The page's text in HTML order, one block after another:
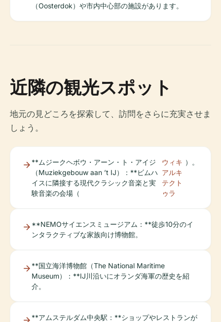
（Oosterdok）や市内中心部の施設があります。
近隣の観光スポット
地元の見どころを探索して、訪問をさらに充実させま
しょう。
**ムジークヘボウ・アーン・ト・アイジ
（Muziekgebouw aan ’t IJ）：**ビムハ
イスに隣接する現代クラシック音楽と実
験音楽の会場（
ウィキ
アルキ
テクト
ゥラ
）。
**NEMOサイエンスミュージアム：**徒歩10分のイ
ンタラクティブな家族向け博物館。
**国立海洋博物館（The National Maritime
Museum）：**IJ川沿いにオランダ海軍の歴史を紹
介。
**アムステルダム中央駅：**ショップやレストランが